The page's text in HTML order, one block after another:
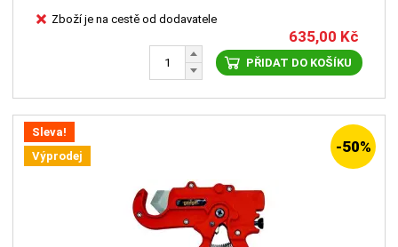
Zboží je na cestě od dodavatele
635,00 Kč
PŘIDAT DO KOŠÍKU
Sleva!
Výprodej
-50%